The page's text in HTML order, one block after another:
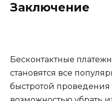
Заключение
Бесконтактные
становятся все
быстротой